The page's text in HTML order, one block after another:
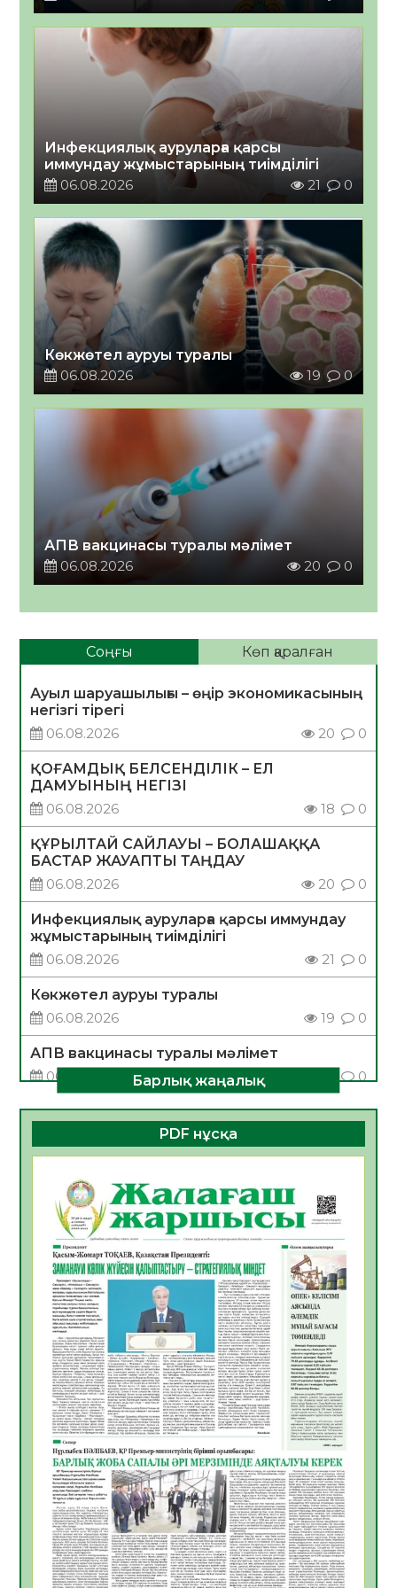
Инфекциялық ауруларға қарсы
иммундау жұмыстарының тиімділігі
06.08.2026
21 0
Көкжөтел ауруы туралы
06.08.2026
19 0
АПВ вакцинасы туралы мәлімет
06.08.2026
20 0
Соңғы Көп қаралған
Ауыл шаруашылығы – өңір экономикасының
негізгі тірегі
06.08.2026
20 0
ҚОҒАМДЫҚ БЕЛСЕНДІЛІК – ЕЛ
ДАМУЫНЫҢ НЕГІЗІ
06.08.2026
18 0
ҚҰРЫЛТАЙ САЙЛАУЫ – БОЛАШАҚҚА
БАСТАР ЖАУАПТЫ ТАҢДАУ
06.08.2026
20 0
Инфекциялық ауруларға қарсы иммундау
жұмыстарының тиімділігі
06.08.2026
21 0
Көкжөтел ауруы туралы
06.08.2026
19 0
АПВ вакцинасы туралы мәлімет
06.08.2026
0
Open Air: Қызылорда облысы полиция
департаменті 20 мыңнан астам
көрерменнің қауіпсіздігін қамтамасыз етті
ҚЫЗЫЛОРДАДА «САНАЛЫ ҰРПАҚ –
ЖАРҚЫН БОЛАШАҚ» АТТЫ КЕҢЕЙТІЛГЕН
МӘЖІЛІС ӨТТІ
05.08.2026
32
Қазақстан Орталық Азиядағы көшуге ең
қолайлы ел атанды
05.08.2026
33
Өрт қауіпсіздігі талаптарын сақтау – әр
азаматтың міндеті
05.08.2026
33
Руслан Рүстемұлы облыс әкімінің
кеңесшісі болып тағайындалды
05.08.2026
31
Цифрландыру саласын дамыту аясында
салынатын жаңа орталықтың жобасы
талқыланды
05.08.2026
30
Барлық жаңалық
PDF нұсқа